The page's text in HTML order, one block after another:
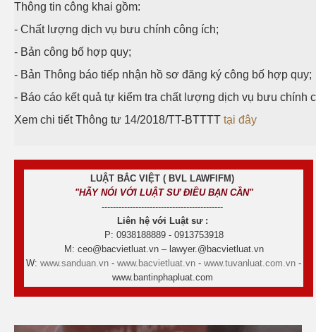
Thông tin công khai gồm:
- Chất lượng dịch vụ bưu chính công ích;
- Bản công bố hợp quy;
- Bản Thông báo tiếp nhận hồ sơ đăng ký công bố hợp quy;
- Báo cáo kết quả tự kiểm tra chất lượng dịch vụ bưu chính
Xem chi tiết Thông tư 14/2018/TT-BTTTT tại đây
LUẬT BẮC VIỆT ( BVL LAWFIFM)
"HÃY NÓI VỚI LUẬT SƯ ĐIỀU BẠN CẦN"
-------------------------------------------
Liên hệ với Luật sư :
P: 0938188889 - 0913753918
M: ceo@bacvietluat.vn – lawyer.@bacvietluat.vn
W: www.sanduan.vn - www.bacvietluat.vn - www.tuvanluat.com.vn -
www.bantinphapluat.com